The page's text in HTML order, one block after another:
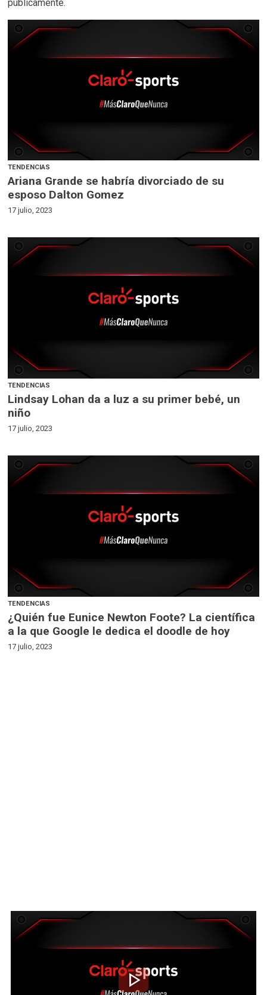
play_arrow
públicamente.
TENDENCIAS
Ariana Grande se habría divorciado de su
esposo Dalton Gomez
17 julio, 2023
TENDENCIAS
Lindsay Lohan da a luz a su primer bebé, un
niño
17 julio, 2023
TENDENCIAS
¿Quién fue Eunice Newton Foote? La científica
a la que Google le dedica el doodle de hoy
17 julio, 2023